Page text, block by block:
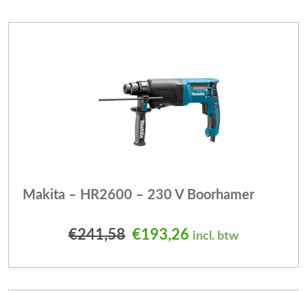
Makita – HR2600 – 230 V Boorhamer
€241,58 Oorspronkelijke prijs
€193,26 Huidige prijs is:
incl. btw